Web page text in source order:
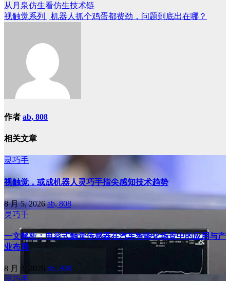
文
章
从 月泉仿生看仿生技术链
视触觉系列 | 机器人抓个鸡蛋都费劲，问题到底出在哪？
作者 ab, 808
相关文章
灵巧手
视触觉，或成机器人灵巧手指尖感知技术趋势
8 月 5, 2026ab, 808
灵巧手
一文解析：电容式触觉传感器在汽车智能化场景中的应用与产
业布局
8 月 3, 2026 ab, 808